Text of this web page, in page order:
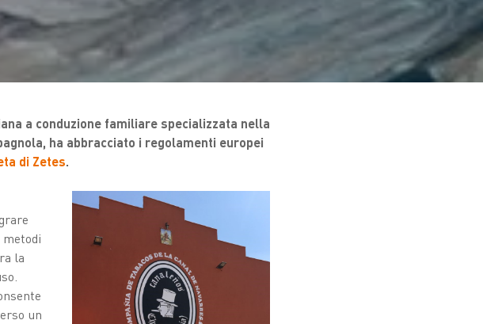
a conduzione familiare specializzata nella
ha abbracciato i regolamenti europei
di Zetes
la
un